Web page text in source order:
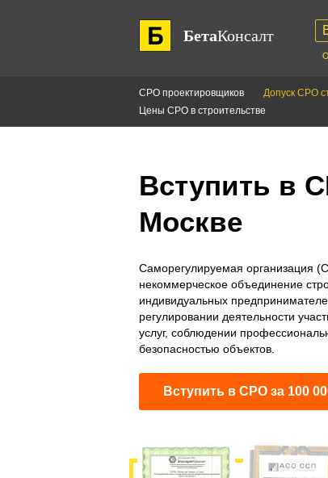
БетаКонсалт
СРО проектировщиков Допуск СРО
Цены СРО в строительстве
Вступить в
Москве
Саморегулируемая организация
некоммерческое объединение
индивидуальных
регулировании деятельности
услуг, соблюдении
безопасностью объектов.
Вступить в СРО за 100